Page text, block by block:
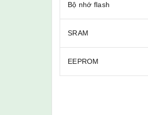
Bộ nhớ flash
SRAM
EEPROM